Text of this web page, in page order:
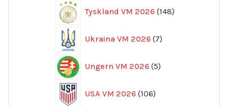
Tyskland VM 2026 148
produkter
Ukraina VM 2026 7
produkter
Ungern VM 2026 5
produkter
USA VM 2026 106
produkter